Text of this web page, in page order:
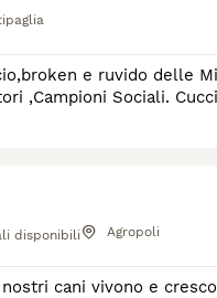
Sociali. Cuccioli
disponibili Agropoli
cani vivono e